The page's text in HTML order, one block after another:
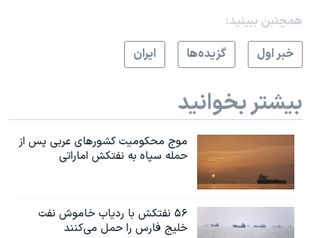
همچنبن ببینید:
خبر اول
گزيده‌ها ايران
بیشتر بخوانید
موج محکومیت کشورهای عربی پس از
حمله سپاه به نفتکش اماراتی
۵۶ نفتکش با ردیاب خاموش نفت
خلیج فارس را حمل می‌کنند